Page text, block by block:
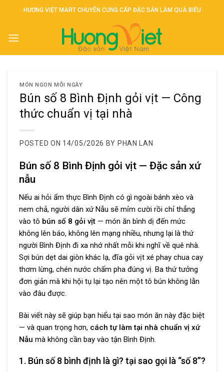
HƯƠNG VIỆT MART CHUYÊN CUNG CẤP ĐẶC SẢN LÀM QUÀ BIẾU
MÓN NGON MỖI NGÀY
Bún số 8 Bình Định gỏi vịt — Công
thức chuẩn vị tại nhà
POSTED ON 14/05/2026 BY PHAN LAN
Bún số 8 Bình Định gỏi vịt — Đặc sản xứ
nẫu
Nếu ai hỏi ẩm thực Bình Định có gì ngoài bánh xèo và
nem chả, người dân xứ Nẫu sẽ mỉm cười rồi chỉ thẳng
vào tô bún số 8 gỏi vịt— món ăn bình dị đến mức
không lên báo, không lên mạng nhiều, nhưng lại là thứ
người Bình Định đi xa nhớ nhất mỗi khi nghĩ về quê nhà.
Sợi bún dẹt dai giòn khác lạ, đĩa gỏi vịt xé phay chua cay
thơm lừng, chén nước chấm pha đúng vị. Ba thứ tưởng
đơn giản mà khi hội tụ lại tạo nên một tô bún không lẫn
vào đâu được.
Bài viết này sẽ giúp bạn hiểu tại sao món ăn này đặc biệt
— và quan trọng hơn, cách tự làm tại nhà chuẩn vị xứ
Nẫu mà không cần bay vào tận Bình Định.
1. Bún số 8 bình định là gì? tại sao gọi là “số 8”?